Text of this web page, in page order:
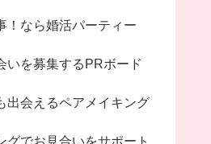
！なら婚活パーティー
いを募集するPRボード
出会えるペアメイキング
グでお見合いをサポート